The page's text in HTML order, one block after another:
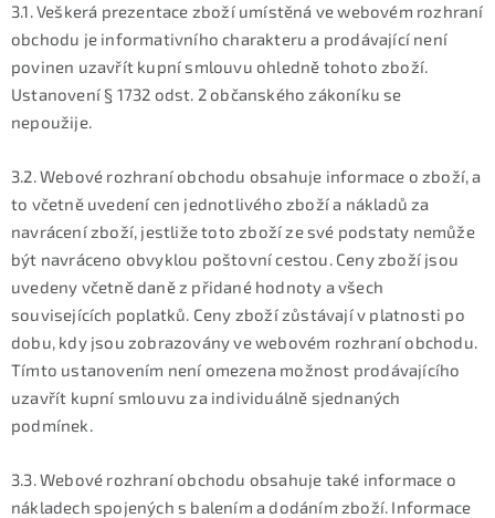
3.1. Veškerá prezentace zboží umístěná ve webovém rozhraní
obchodu je informativního charakteru a prodávající není
povinen uzavřít kupní smlouvu ohledně tohoto zboží.
Ustanovení § 1732 odst. 2 občanského zákoníku se
nepoužije.
3.2. Webové rozhraní obchodu obsahuje informace o zboží, a
to včetně uvedení cen jednotlivého zboží a nákladů za
navrácení zboží, jestliže toto zboží ze své podstaty nemůže
být navráceno obvyklou poštovní cestou. Ceny zboží jsou
uvedeny včetně daně z přidané hodnoty a všech
souvisejících poplatků. Ceny zboží zůstávají v platnosti po
dobu, kdy jsou zobrazovány ve webovém rozhraní obchodu.
Tímto ustanovením není omezena možnost prodávajícího
uzavřít kupní smlouvu za individuálně sjednaných
podmínek.
3.3. Webové rozhraní obchodu obsahuje také informace o
nákladech spojených s balením a dodáním zboží. Informace